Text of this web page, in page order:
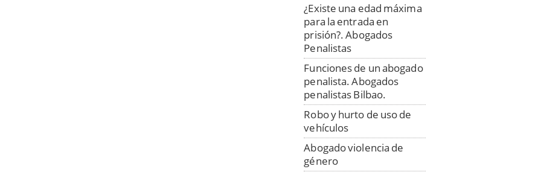
¿Existe una edad máxima
para la entrada en
prisión?. Abogados
Penalistas
Funciones de un abogado
penalista. Abogados
penalistas Bilbao.
Robo y hurto de uso de
vehículos
Abogado violencia de
género